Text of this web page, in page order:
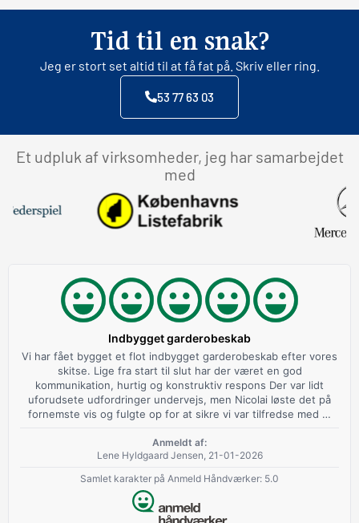
Tid til en snak?
Jeg er stort set altid til at få fat på. Skriv eller ring.
53 77 63 03
Et udpluk af virksomheder, jeg har samarbejdet
med
Indbygget garderobeskab
Vi har fået bygget et flot indbygget garderobeskab efter vores
skitse. Lige fra start til slut har der været en god
kommunikation, hurtig og konstruktiv respons Der var lidt
uforudsete udfordringer undervejs, men Nicolai løste det på
fornemste vis og fulgte op for at sikre vi var tilfredse med …
Anmeldt af:
Lene Hyldgaard Jensen, 21-01-2026
Samlet karakter på Anmeld Håndværker: 5.0